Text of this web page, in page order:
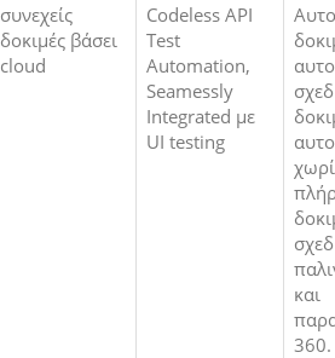
συνεχείς
δοκιμές βάσει
cloud
Codeless API
Test
Automation,
Seamessly
Integrated με
UI testing
και
360.